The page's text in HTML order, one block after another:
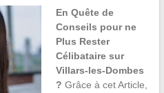
En Quête de
Conseils pour ne
Plus Rester
Célibataire sur
Villars-les-Dombes
? Grâce à cet Article,